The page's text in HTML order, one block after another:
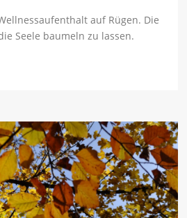
auf Rügen. Die
Seele baumeln zu lassen.